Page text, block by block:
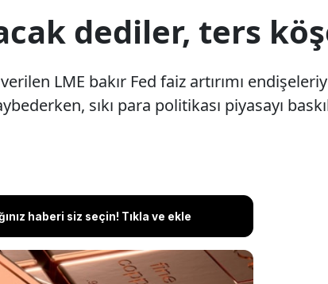
dediler, ters
verilen LME bakır Fed faiz artırımı
sıkı para politikası piyasayı
haberi siz seçin! Tıkla ve ekle